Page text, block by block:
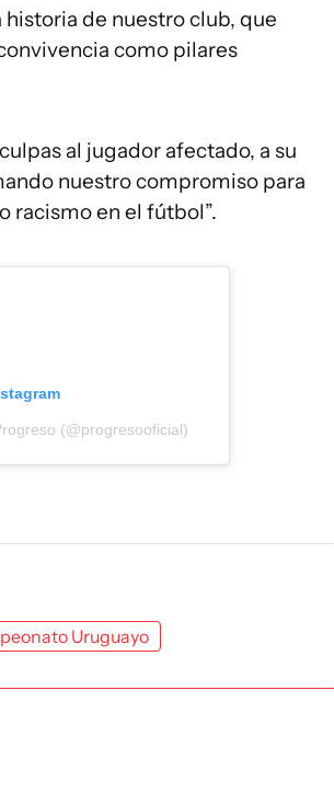
historia de nuestro club, que
como pilares
al jugador afectado, a su
nuestro compromiso para
racismo en el fútbol”.
(@progresooficial)
Uruguayo